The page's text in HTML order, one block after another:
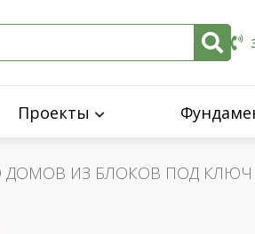
Проекты
ДОМОВ ИЗ БЛОКОВ ПОД КЛЮЧ